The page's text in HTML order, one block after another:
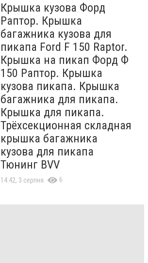
Крышка кузова Форд
Раптор. Крышка
багажника кузова для
пикапа Ford F 150 Raptor.
Крышка на пикап Форд Ф
150 Раптор. Крышка
кузова пикапа. Крышка
багажника для пикапа.
Крышка для пикапа.
Трёхсекционная складная
крышка багажника
кузова для пикапа
Тюнинг BVV
14:42, 3 серпня 6